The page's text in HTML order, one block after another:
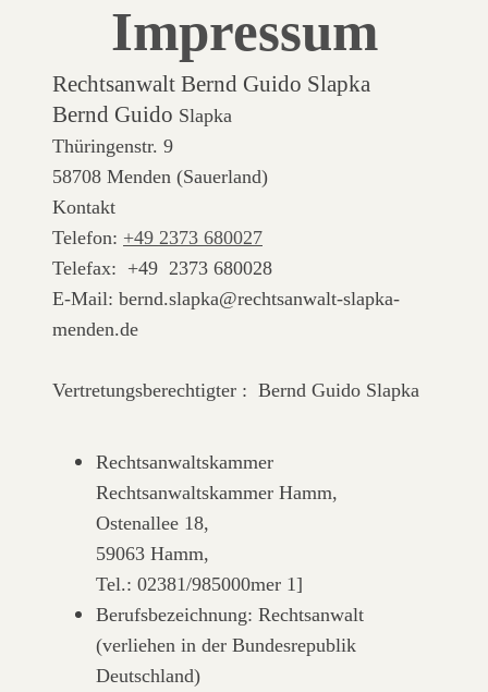
Impressum
Rechtsanwalt Bernd Guido Slapka
Bernd Guido Slapka
Thüringenstr. 9
58708 Menden (Sauerland)
Kontakt
Telefon: +49 2373 680027
Telefax: +49 2373 680028
E-Mail: bernd.slapka@rechtsanwalt-slapka-
menden.de
Vertretungsberechtigter : Bernd Guido Slapka
Rechtsanwaltskammer
Rechtsanwaltskammer Hamm,
Ostenallee 18,
59063 Hamm,
Tel.: 02381/985000mer 1]
Berufsbezeichnung: Rechtsanwalt
(verliehen in der Bundesrepublik
Deutschland)